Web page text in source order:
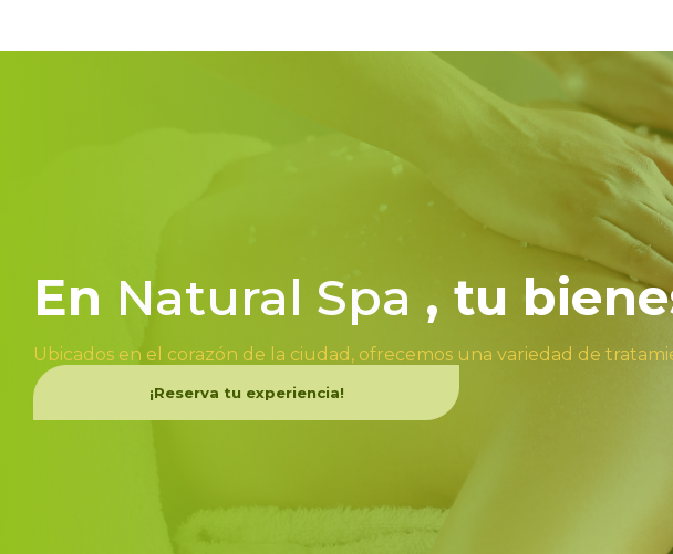
En Natural Spa , tu
Ubicados en el corazón de la ciudad, ofrecemos una variedad de
¡Reserva tu experiencia!